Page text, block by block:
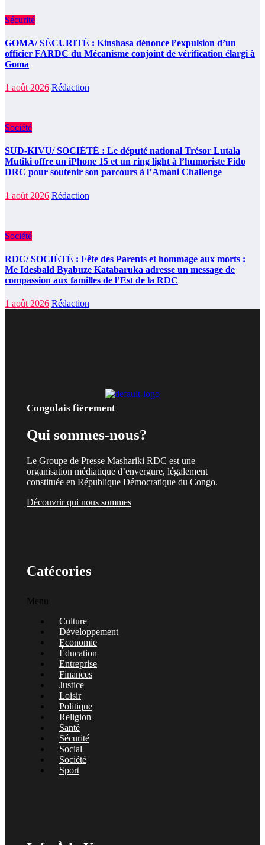
Sécurité
GOMA/ SÉCURITÉ : Kinshasa dénonce l’expulsion d’un
officier FARDC du Mécanisme conjoint de vérification élargi à
Goma
1 août 2026 Rédaction
Société
SUD-KIVU/ SOCIÉTÉ : Le député national Trésor Lutala
Mutiki offre un iPhone 15 et un ring light à l’humoriste Fido
DRC pour soutenir son parcours à l’Amani Challenge
1 août 2026 Rédaction
Société
RDC/ SOCIÉTÉ : Fête des Parents et hommage aux morts :
Me Idesbald Byabuze Katabaruka adresse un message de
compassion aux familles de l’Est de la RDC
1 août 2026 Rédaction
Congolais fièrement
Qui sommes-nous?
Le Groupe de Presse Mashariki RDC est une
organisation médiatique d’envergure, légalement
constituée en République Démocratique du Congo.
Découvrir qui nous sommes
Catécories
Menu
Culture
Développement
Economie
Éducation
Entreprise
Finances
Justice
Loisir
Politique
Religion
Santé
Sécurité
Social
Société
Sport